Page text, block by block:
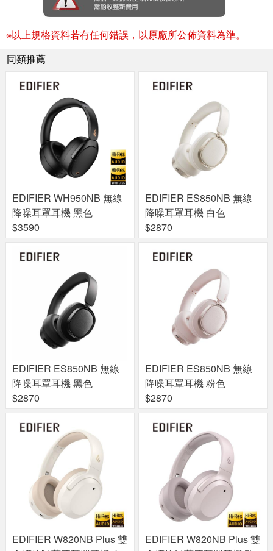
※以上規格資料若有任何錯誤，以原廠所公佈資料為準。
同類推薦
EDIFIER WH950NB 無線
降噪耳罩耳機 黑色
$3590
EDIFIER ES850NB 無線
降噪耳罩耳機 白色
$2870
EDIFIER ES850NB 無線
降噪耳罩耳機 黑色
$2870
EDIFIER ES850NB 無線
降噪耳罩耳機 粉色
$2870
EDIFIER W820NB Plus 雙
EDIFIER W820NB Plus 雙